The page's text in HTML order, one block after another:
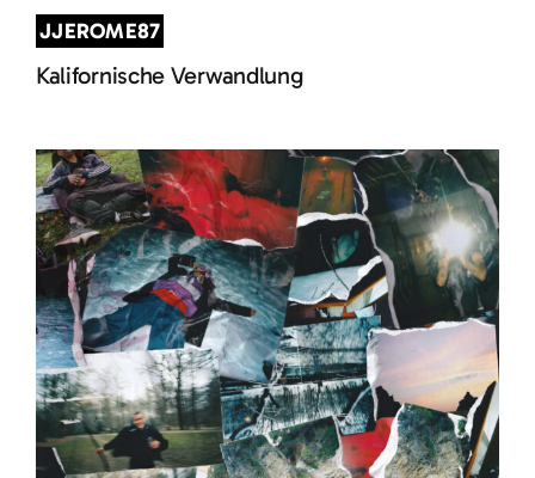
JJEROME87
Kalifornische Verwandlung